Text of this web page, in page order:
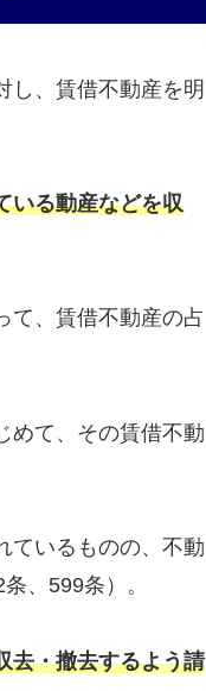
し、賃借不動産を明
いる動産などを収
て、賃借不動産の占
めて、その賃借不動
ているものの、不動
条、599条）。
去・撤去するよう請